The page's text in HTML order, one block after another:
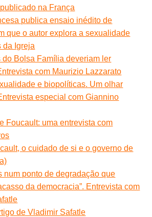
na França
publica ensaio inédito de
que o autor explora a sexualidade
da Igreja
do Bolsa Família deveriam ler
com Maurizio Lazzarato
e biopolíticas. Um olhar
especial com Giannino
Foucault: uma entrevista com
o cuidado de si e o governo de
num ponto de degradação que
da democracia”. Entrevista com
de Vladimir Safatle